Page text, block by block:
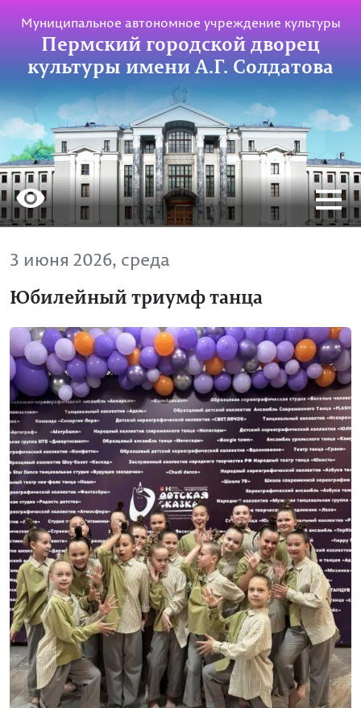
Муниципальное автономное учреждение культуры
Пермский городской дворец
культуры имени А.Г. Солдатова
3 июня 2026, среда
Юбилейный триумф танца